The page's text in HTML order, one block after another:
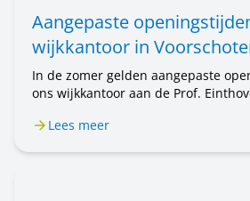
Aangepaste
wijkkantoor in
In de zomer gelden aangepaste
ons wijkkantoor aan de Prof.
wijkkantoor alleen op afspraak
Lees meer